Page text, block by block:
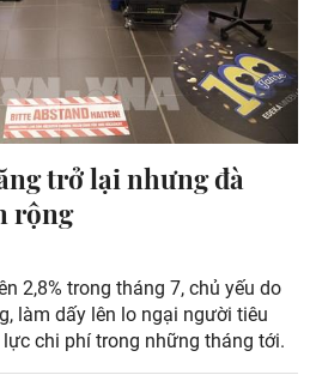
trở lại nhưng đà
rộng
2,8% trong tháng 7, chủ yếu do
làm dấy lên lo ngại người tiêu
chi phí trong những tháng tới.